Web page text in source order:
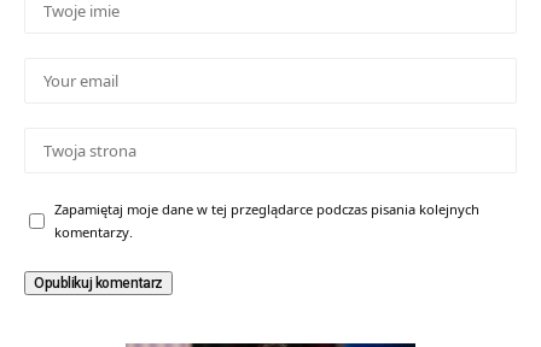
Zapamiętaj moje dane w tej przeglądarce podczas pisania kolejnych
komentarzy.